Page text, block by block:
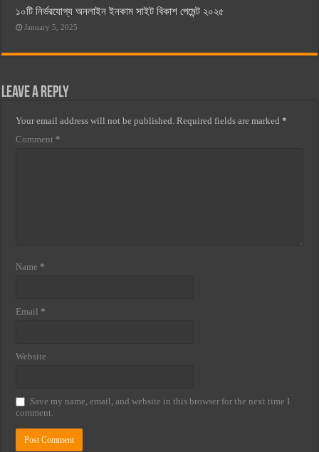
১০টি নির্ভরযোগ্য অনলাইন ইনকাম সাইট বিকাশ পেমেন্ট ২০২৫
January 5, 2025
Leave a Reply
Your email address will not be published. Required fields are marked*
Comment *
Name *
Email *
Website
Save my name, email, and website in this browser for the next time I
comment.